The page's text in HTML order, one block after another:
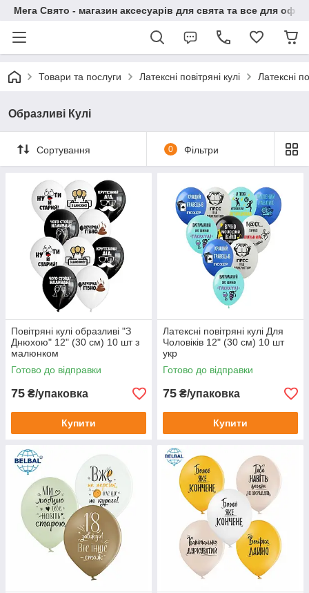
Мега Свято - магазин аксесуарів для свята та все для
Товари та послуги Латексні повітряні кулі Латексні
Образливі Кулі
Сортування 0 Фільтри
Повітряні кулі образливі "З
Днюхою" 12" (30 см) 10 шт з
малюнком
Готово до відправки
75 ₴/упаковка
Купити
Латексні повітряні кулі Для
Чоловіків 12" (30 см) 10 шт
укр
Готово до відправки
75 ₴/упаковка
Купити